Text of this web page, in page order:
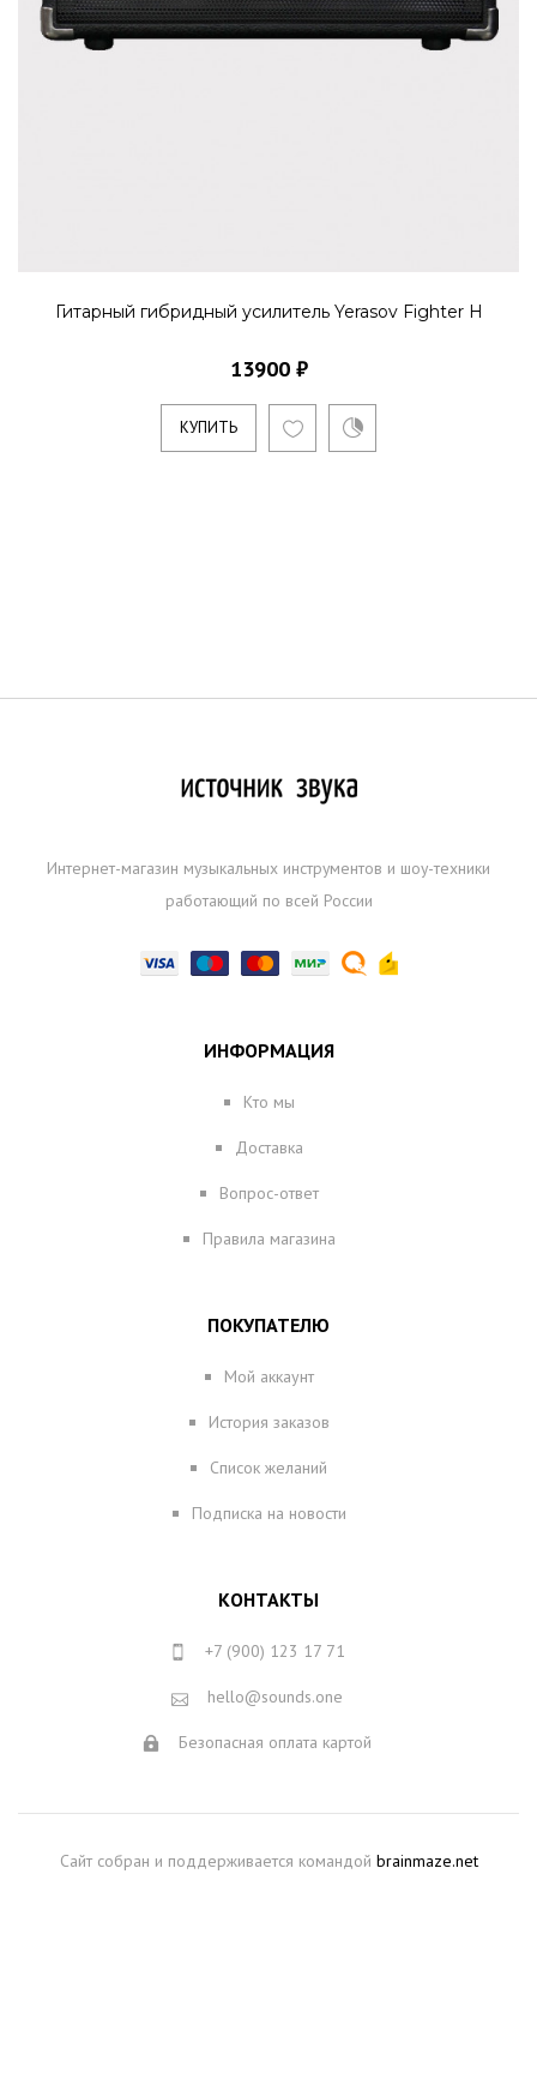
Гитарный гибридный усилитель Yerasov Fighter H
13900 ₽
КУПИТЬ
Интернет-магазин музыкальных инструментов и шоу-техники
работающий по всей России
ИНФОРМАЦИЯ
Кто мы
Доставка
Вопрос-ответ
Правила магазина
ПОКУПАТЕЛЮ
Мой аккаунт
История заказов
Список желаний
Подписка на новости
КОНТАКТЫ
+7 (900) 123 17 71
hello@sounds.one
Безопасная оплата картой
Сайт собран и поддерживается командой brainmaze.net